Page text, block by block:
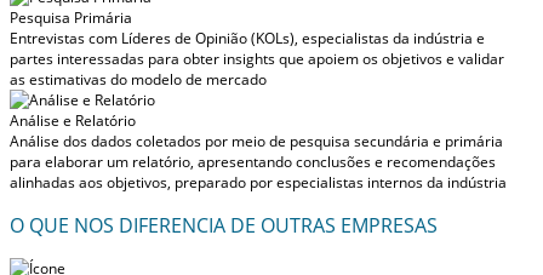
Pesquisa Primária
Entrevistas com Líderes de Opinião (KOLs), especialistas da indústria e
partes interessadas para obter insights que apoiem os objetivos e validar
as estimativas do modelo de mercado
Análise e Relatório
Análise dos dados coletados por meio de pesquisa secundária e primária
para elaborar um relatório, apresentando conclusões e recomendações
alinhadas aos objetivos, preparado por especialistas internos da indústria
O QUE NOS DIFERENCIA DE OUTRAS EMPRESAS